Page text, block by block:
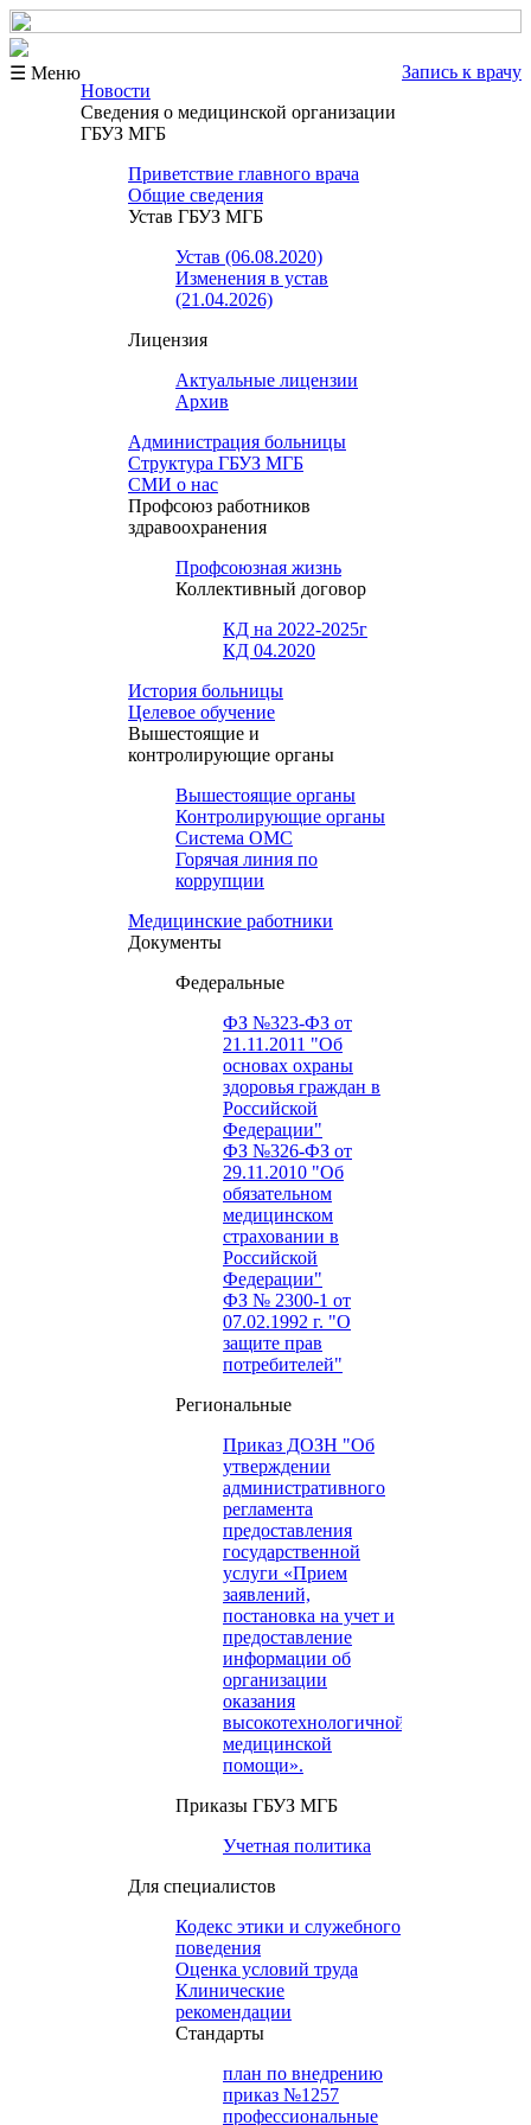
☰ Меню
Запись к врачу
Новости
Сведения о медицинской организации
ГБУЗ МГБ
Приветствие главного врача
Общие сведения
Устав ГБУЗ МГБ
Устав (06.08.2020)
Изменения в устав
(21.04.2026)
Лицензия
Актуальные лицензии
Архив
Администрация больницы
Структура ГБУЗ МГБ
СМИ о нас
Профсоюз работников
здравоохранения
Профсоюзная жизнь
Коллективный договор
КД на 2022-2025г
КД 04.2020
История больницы
Целевое обучение
Вышестоящие и
контролирующие органы
Вышестоящие органы
Контролирующие органы
Система ОМС
Горячая линия по
коррупции
Медицинские работники
Документы
Федеральные
ФЗ №323-ФЗ от
21.11.2011 "Об
основах охраны
здоровья граждан в
Российской
Федерации"
ФЗ №326-ФЗ от
29.11.2010 "Об
обязательном
медицинском
страховании в
Российской
Федерации"
ФЗ № 2300-1 от
07.02.1992 г. "О
защите прав
потребителей"
Региональные
Приказ ДОЗН "Об
утверждении
административного
регламента
предоставления
государственной
услуги «Прием
заявлений,
постановка на учет и
предоставление
информации об
организации
оказания
высокотехнологичной
медицинской
помощи».
Приказы ГБУЗ МГБ
Учетная политика
Для специалистов
Кодекс этики и служебного
поведения
Оценка условий труда
Клинические
рекомендации
Cтандарты
план по внедрению
приказ №1257
профессиональные